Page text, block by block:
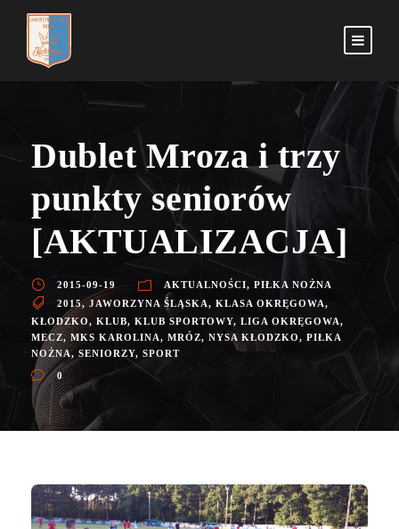
Dublet Mroza i trzy
punkty seniorów
[AKTUALIZACJA]
2015-09-19 AKTUALNOŚCI, PIŁKA NOŻNA
2015, JAWORZYNA ŚLĄSKA, KLASA OKRĘGOWA,
KŁODZKO, KLUB, KLUB SPORTOWY, LIGA OKRĘGOWA,
MECZ, MKS KAROLINA, MRÓZ, NYSA KŁODZKO, PIŁKA
NOŻNA, SENIORZY, SPORT
0